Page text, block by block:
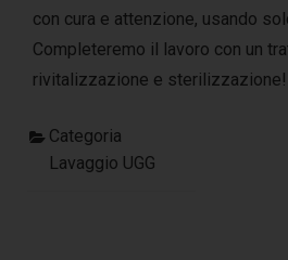
con cura e attenzione, usando
Completeremo il lavoro con un
rivitalizzazione e sterilizzazione!
Categoria
Lavaggio UGG